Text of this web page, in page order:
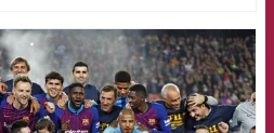
FCB Barcelona badge